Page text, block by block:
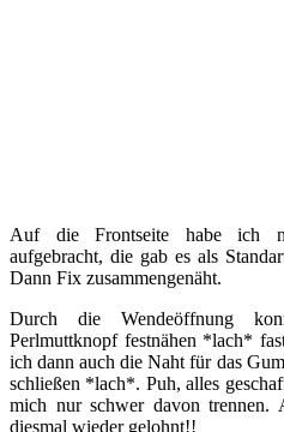
Auf die Frontseite habe ich
aufgebracht, die gab es als
Dann Fix zusammengenäht.
Durch die Wendeöffnung
Perlmuttknopf festnähen *lach*
ich dann auch die Naht für das
schließen *lach*. Puh, alles
mich nur schwer davon trennen.
diesmal wieder gelohnt!!